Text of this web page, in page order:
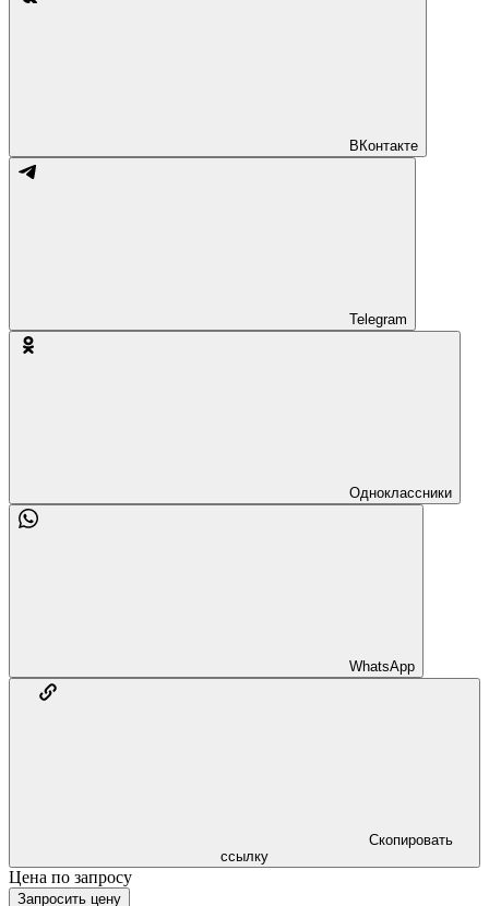
ВКонтакте
Telegram
Одноклассники
WhatsApp
Скопировать
ссылку
Цена по запросу
Запросить цену